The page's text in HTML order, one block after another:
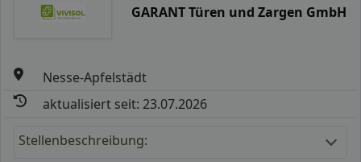
GARANT Türen und Zargen GmbH
Nesse-Apfelstädt
aktualisiert seit: 23.07.2026
Stellenbeschreibung: